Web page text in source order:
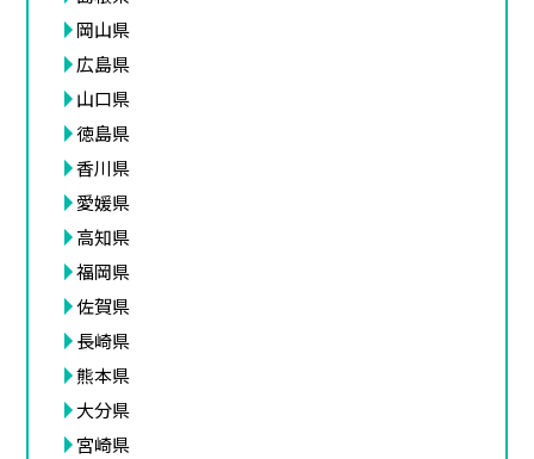
岡山県
広島県
山口県
徳島県
香川県
愛媛県
高知県
福岡県
佐賀県
長崎県
熊本県
大分県
宮崎県